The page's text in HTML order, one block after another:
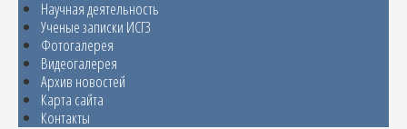
Научная деятельность
Ученые записки ИСГЗ
Фотогалерея
Видеогалерея
Архив новостей
Карта сайта
Контакты